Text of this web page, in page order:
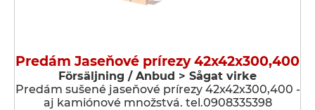
Predám Jaseňové prírezy 42x42x300,400
Försäljning / Anbud > Sågat virke
Predám sušené jaseňové prírezy 42x42x300,400 -
aj kamiónové množstvá. tel.0908335398